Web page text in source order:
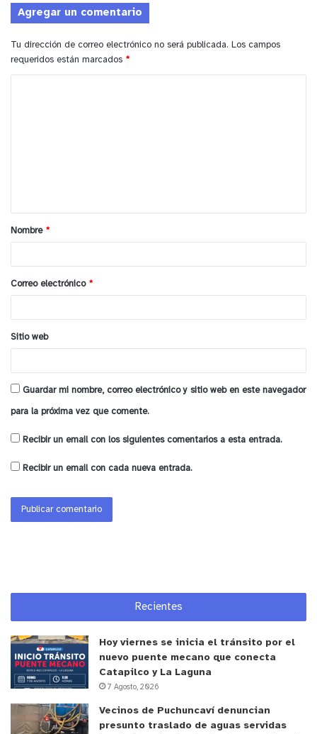
Agregar un comentario
Tu dirección de correo electrónico no será publicada. Los campos
requeridos están marcados *
a
r
*
Nombre *
Correo electrónico *
Sitio web
Guardar mi nombre, correo electrónico y sitio web en este navegador
para la próxima vez que comente.
Recibir un email con los siguientes comentarios a esta entrada.
Recibir un email con cada nueva entrada.
Recientes
Hoy viernes se inicia el tránsito por el
nuevo puente mecano que conecta
Catapilco y La Laguna
7 Agosto, 2026
Vecinos de Puchuncaví denuncian
presunto traslado de aguas servidas